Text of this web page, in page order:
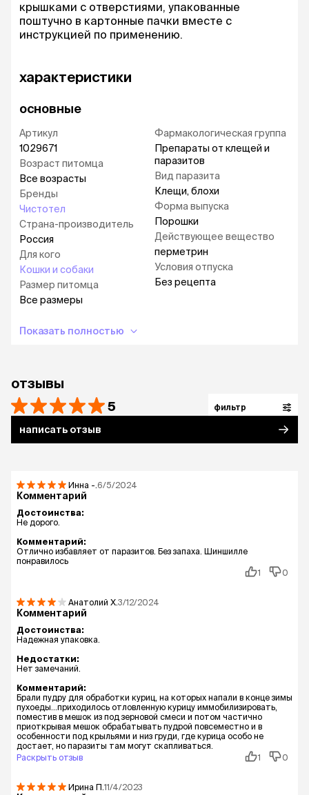
крышками с отверстиями, упакованные
поштучно в картонные пачки вместе с
инструкцией по применению.
характеристики
основные
Артикул
1029671
Возраст питомца
Все возрасты
Бренды
Чистотел
Страна-производитель
Россия
Для кого
Кошки и собаки
Размер питомца
Все размеры
Фармакологическая группа
Препараты от клещей и
паразитов
Вид паразита
Клещи, блохи
Форма выпуска
Порошки
Действующее вещество
перметрин
Условия отпуска
Без рецепта
Показать полностью
отзывы
5 фильтр
написать отзыв
Инна -. 6/5/2024
Комментарий
Достоинства:
Не дорого.
Комментарий:
Отлично избавляет от паразитов. Без запаха. Шиншилле
понравилось
1
0
Анатолий Х. 3/12/2024
Комментарий
Достоинства:
Надежная упаковка.
Недостатки:
Нет замечаний.
Комментарий:
Брали пудру для обработки куриц, на которых напали в конце зимы
пухоеды...приходилось отловленную курицу иммобилизировать,
поместив в мешок из под зерновой смеси и потом частично
приоткрывая мешок обрабатывать пудрой повсеместно и в
особенности под крыльями и низ груди, где курица особо не
достает, но паразиты там могут скапливаться.
Раскрыть отзыв
1 0
Ирина П.11/4/2023